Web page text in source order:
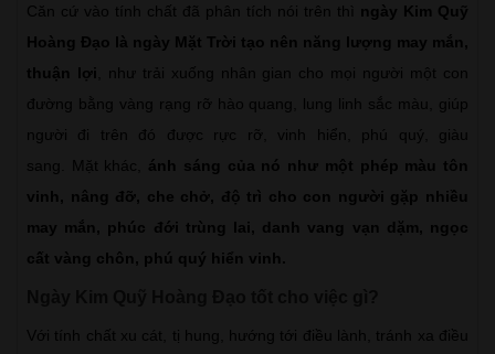
Căn cứ vào tính chất đã phân tích nói trên thì ngày Kim Quỹ
Hoàng Đạo là ngày Mặt Trời tạo nên năng lượng may mắn,
thuận lợi
, như trải xuống nhân gian cho mọi người một con
đường bằng vàng rạng rỡ hào quang, lung linh sắc màu, giúp
người đi trên đó được rực rỡ, vinh hiển, phú quý, giàu
sang. Mặt khác, ánh sáng của nó như một phép màu tôn
vinh, nâng đỡ, che chở, độ trì cho con người gặp nhiều
may mắn, phúc đới trùng lai, danh vang vạn dặm, ngọc
cất vàng chôn, phú quý hiển vinh.
Với tính chất xu cát, tị hung, hướng tới điều lành, tránh xa điều